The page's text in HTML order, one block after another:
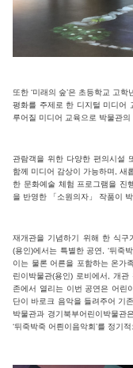
또한 ‘미래의 숲’은 초등학교 고
평화를 주제로 한 디지털 미디어
루어질 미디어 교육으로 박물관
관람객을 위한 다양한 편의시설
함께 미디어 감상이 가능하며, 새
한 문화예술 체험 프로그램을 진
을 반영한 「소원의자」 작품이
재개관을 기념하기 위해 한 식구
(용인)에서는 특별한 공연, ‘뒤죽
이는 물론 어른을 포함하는 온가
린이박물관(용인) 로비에서, 개
존에서 열리는 이번 공연은 어린
단이 바로크 음악을 들려주어 기
박물관과 경기북부어린이박물
‘뒤죽박죽 어릔이음악회’를 정기